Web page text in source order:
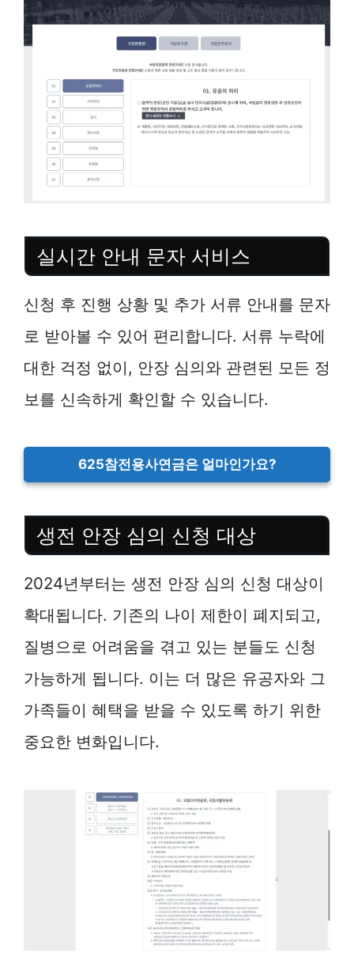
실시간 안내 문자 서비스
신청 후 진행 상황 및 추가 서류 안내를 문자
로 받아볼 수 있어 편리합니다. 서류 누락에
대한 걱정 없이, 안장 심의와 관련된 모든 정
보를 신속하게 확인할 수 있습니다.
625참전용사연금은 얼마인가요?
생전 안장 심의 신청 대상
2024년부터는 생전 안장 심의 신청 대상이
확대됩니다. 기존의 나이 제한이 폐지되고,
질병으로 어려움을 겪고 있는 분들도 신청
가능하게 됩니다. 이는 더 많은 유공자와 그
가족들이 혜택을 받을 수 있도록 하기 위한
중요한 변화입니다.